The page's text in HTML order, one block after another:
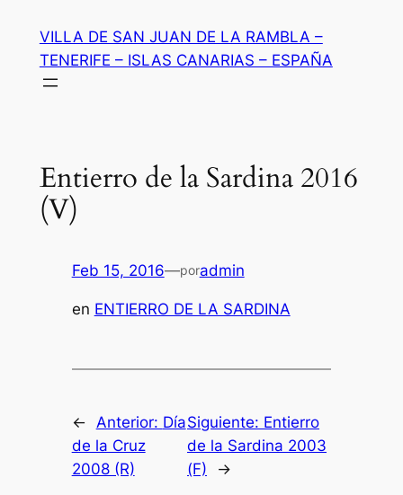
contenido
VILLA DE SAN JUAN DE LA RAMBLA –
TENERIFE – ISLAS CANARIAS – ESPAÑA
Entierro de la Sardina 2016
(V)
Feb 15, 2016—poradmin
en ENTIERRO DE LA SARDINA
← Anterior: Día
de la Cruz
2008 (R)
Siguiente: Entierro
de la Sardina 2003
(F)
→